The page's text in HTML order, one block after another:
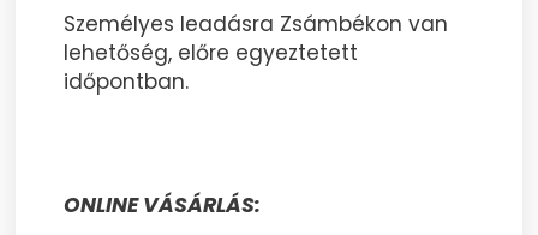
Személyes leadásra Zsámbékon van
lehetőség, előre egyeztetett
időpontban.
ONLINE VÁSÁRLÁS: